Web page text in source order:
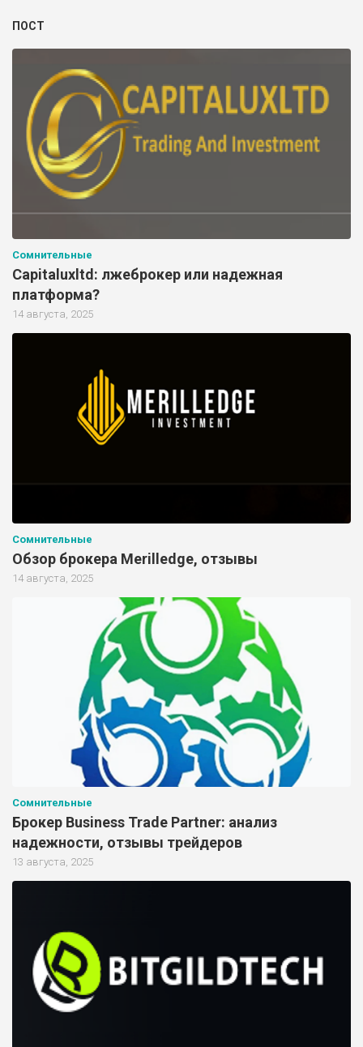
ПОСТ
Сомнительные
Capitaluxltd: лжеброкер или надежная
платформа?
14 августа, 2025
Сомнительные
Обзор брокера Merilledge, отзывы
14 августа, 2025
Сомнительные
Брокер Business Trade Partner: анализ
надежности, отзывы трейдеров
13 августа, 2025